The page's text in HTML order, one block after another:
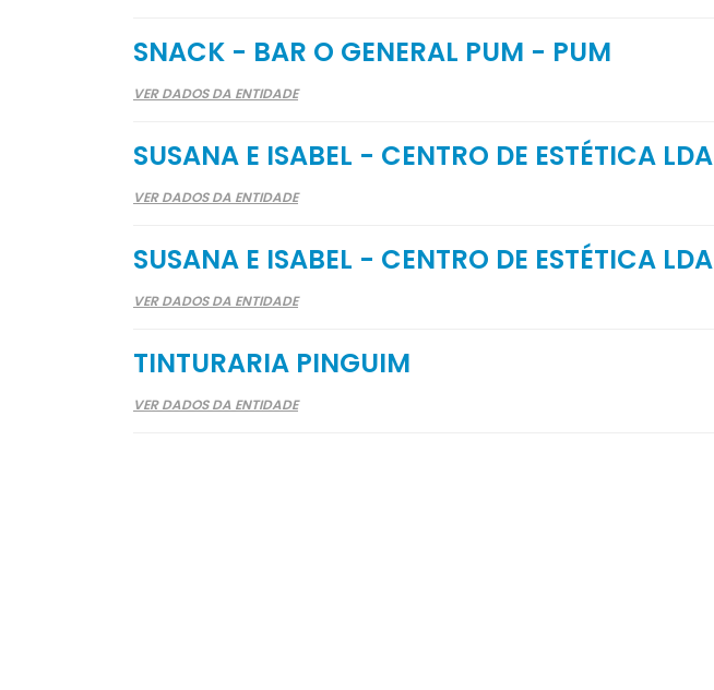
SNACK - BAR O GENERAL PUM - PUM
VER DADOS DA ENTIDADE
SUSANA E ISABEL - CENTRO DE ESTÉTICA LDA
VER DADOS DA ENTIDADE
SUSANA E ISABEL - CENTRO DE ESTÉTICA LDA
VER DADOS DA ENTIDADE
TINTURARIA PINGUIM
VER DADOS DA ENTIDADE